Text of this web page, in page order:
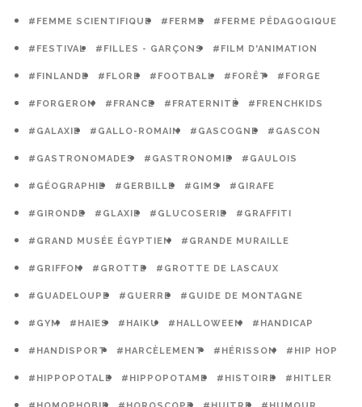
#FEMME SCIENTIFIQUE #FERME #FERME PÉDAGOGIQUE
#FESTIVAL #FILLES - GARÇONS #FILM D'ANIMATION
#FINLANDE #FLORE #FOOTBALL #FORÊT #FORGE
#FORGERON #FRANCE #FRATERNITÉ #FRENCHKIDS
#GALAXIE #GALLO-ROMAIN #GASCOGNE #GASCON
#GASTRONOMADES #GASTRONOMIE #GAULOIS
#GÉOGRAPHIE #GERBILLE #GIMS #GIRAFE
#GIRONDE #GLAXIE #GLUCOSERIE #GRAFFITI
#GRAND MUSÉE ÉGYPTIEN #GRANDE MURAILLE
#GRIFFON #GROTTE #GROTTE DE LASCAUX
#GUADELOUPE #GUERRE #GUIDE DE MONTAGNE
#GYM #HAIES #HAIKU #HALLOWEEN #HANDICAP
#HANDISPORT #HARCÈLEMENT #HÉRISSON #HIP HOP
#HIPPOPOTALE #HIPPOPOTAME #HISTOIRE #HITLER